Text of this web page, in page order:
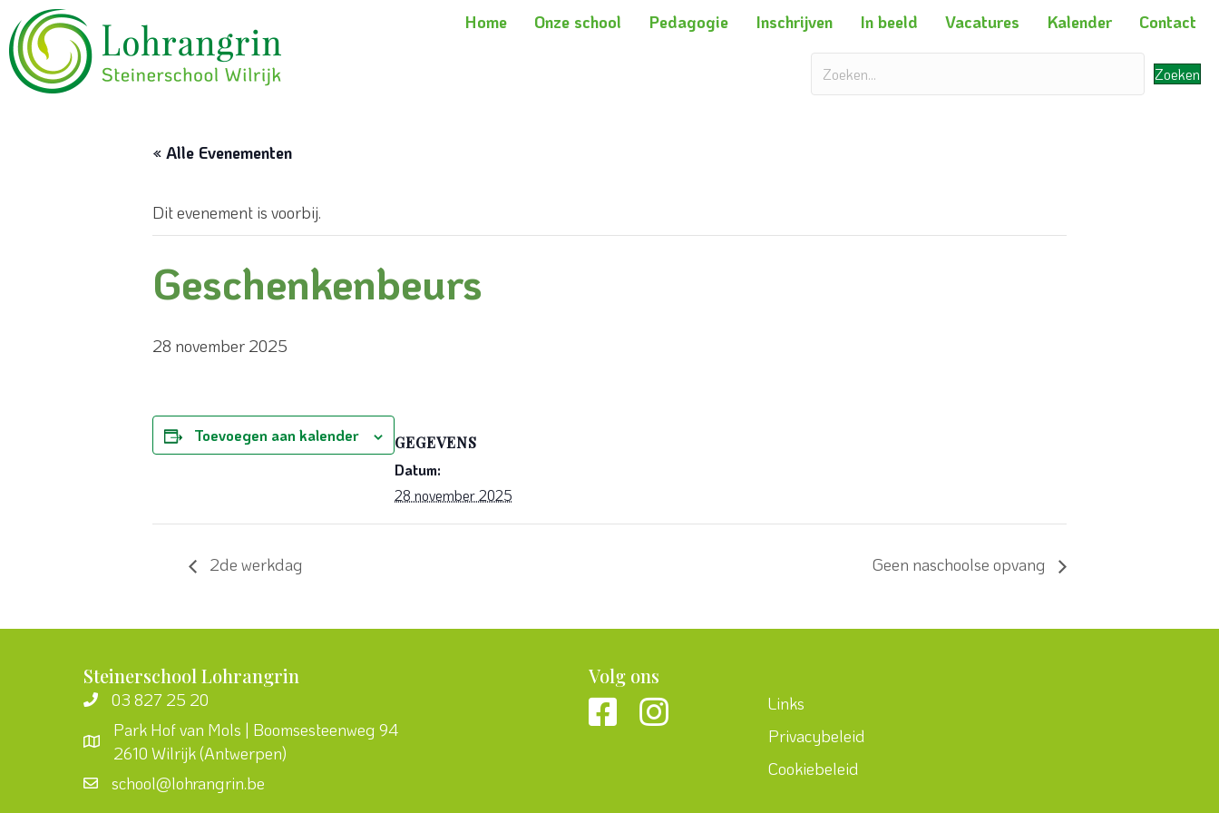
Home Onze school Pedagogie Inschrijven In beeld Vacatures Kalender Contact
Zoeken
« Alle Evenementen
Dit evenement is voorbij.
Geschenkenbeurs
28 november 2025
Toevoegen aan kalender
GEGEVENS
Datum:
28 november 2025
2de werkdag Geen naschoolse opvang
Steinerschool Lohrangrin
03 827 25 20
Park Hof van Mols | Boomsesteenweg 94
2610 Wilrijk (Antwerpen)
school@lohrangrin.be
Volg ons
Links
Privacybeleid
Cookiebeleid